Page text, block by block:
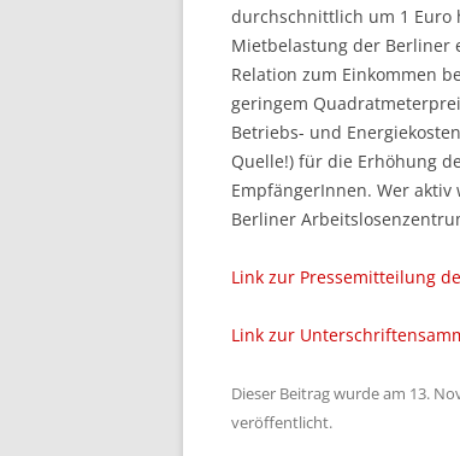
durchschnittlich um 1 Euro
Mietbelastung der Berliner
Relation zum Einkommen
geringem
Betriebs- und
Quelle!) für die Erhöhung
EmpfängerInnen. Wer
Berliner
Link zur Pressemitteilung
Link zur
Dieser Beitrag wurde am 13.
veröffentlicht.